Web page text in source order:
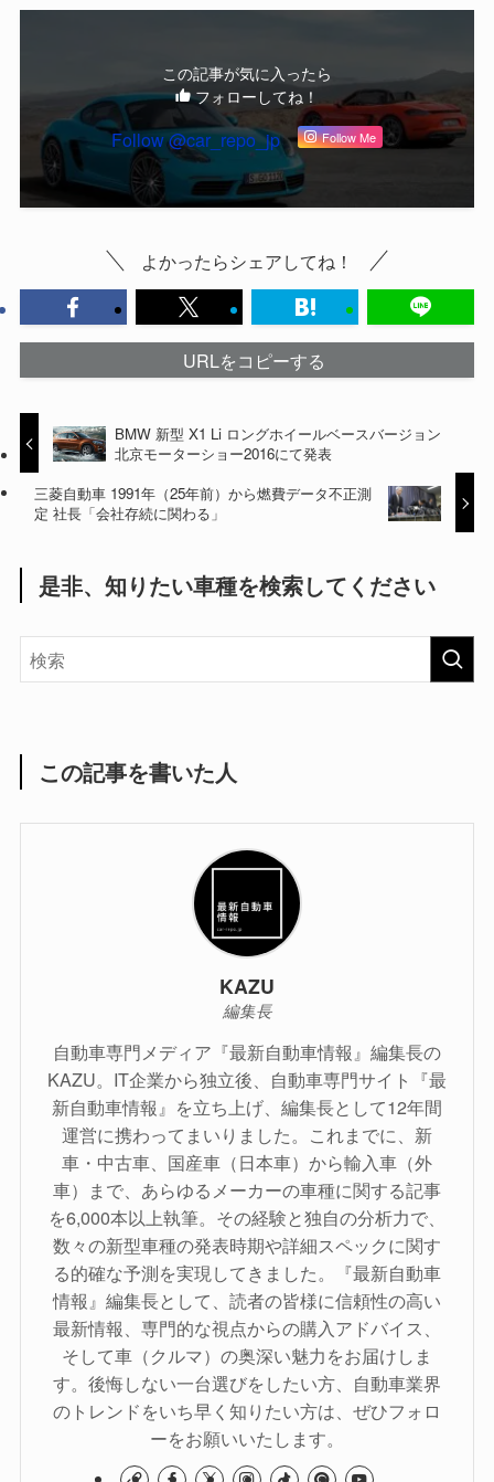
この記事が気に入ったら
フォローしてね！
Follow @car_repo_jp Follow Me
よかったらシェアしてね！
URLをコピーする
BMW 新型 X1 Li ロングホイールベースバージョン
北京モーターショー2016にて発表
三菱自動車 1991年（25年前）から燃費データ不正測
定 社長「会社存続に関わる」
是非、知りたい車種を検索してください
この記事を書いた人
KAZU
編集長
自動車専門メディア『最新自動車情報』編集長の
KAZU。IT企業から独立後、自動車専門サイト『最
新自動車情報』を立ち上げ、編集長として12年間
運営に携わってまいりました。これまでに、新
車・中古車、国産車（日本車）から輸入車（外
車）まで、あらゆるメーカーの車種に関する記事
を6,000本以上執筆。その経験と独自の分析力で、
数々の新型車種の発表時期や詳細スペックに関す
る的確な予測を実現してきました。『最新自動車
情報』編集長として、読者の皆様に信頼性の高い
最新情報、専門的な視点からの購入アドバイス、
そして車（クルマ）の奥深い魅力をお届けしま
す。後悔しない一台選びをしたい方、自動車業界
のトレンドをいち早く知りたい方は、ぜひフォロ
ーをお願いいたします。